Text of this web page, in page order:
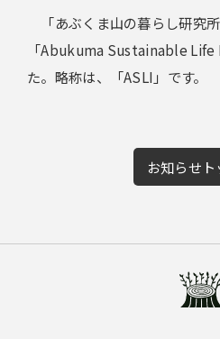
「あぶくま山の暮らし研究所
「Abukuma Sustainable
た。略称は、「ASLI」です。
お知らせ